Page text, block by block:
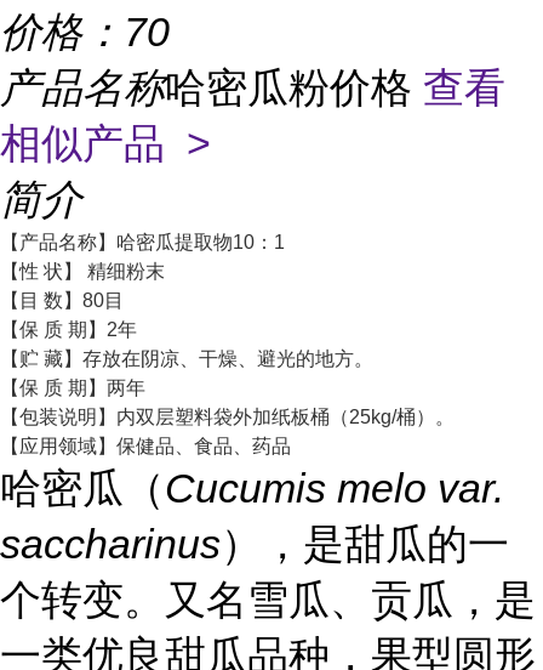
价格： 70
产品名称哈密瓜粉价格 查看
相似产品 >
简介
【产品名称】哈密瓜提取物10：1
【性 状】 精细粉末
【目 数】80目
【保 质 期】2年
【贮 藏】存放在阴凉、干燥、避光的地方。
【保 质 期】两年
【包装说明】内双层塑料袋外加纸板桶（25kg/桶）。
【应用领域】保健品、食品、药品
哈密瓜（Cucumis melo var.
saccharinus），是甜瓜的一
个转变。又名雪瓜、贡瓜，是
一类优良甜瓜品种，果型圆形